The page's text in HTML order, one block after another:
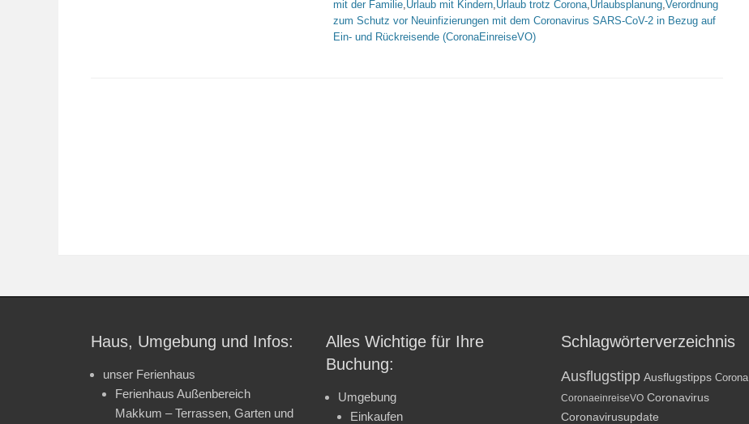
mit der Familie,Urlaub mit Kindern,Urlaub trotz Corona,Urlaubsplanung,Verordnung
zum Schutz vor Neuinfizierungen mit dem Coronavirus SARS-CoV-2 in Bezug auf
Ein- und Rückreisende (CoronaEinreiseVO)
Haus, Umgebung und Infos:
unser Ferienhaus
Ferienhaus Außenbereich
Makkum – Terrassen, Garten und
Alles Wichtige für Ihre
Buchung:
Umgebung
Einkaufen
Schlagwörterverzeichnis
Ausflugstipp Ausflugstipps Corona
CoronaeinreiseVO Coronavirus
Coronavirusupdate